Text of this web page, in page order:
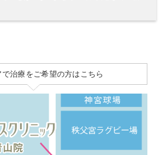
治療をご希望の方はこちら